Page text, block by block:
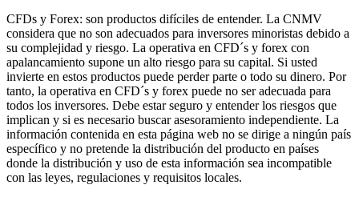
CFDs y Forex: son productos difíciles de entender. La CNMV
considera que no son adecuados para inversores minoristas debido a
su complejidad y riesgo. La operativa en CFD´s y forex con
apalancamiento supone un alto riesgo para su capital. Si usted
invierte en estos productos puede perder parte o todo su dinero. Por
tanto, la operativa en CFD´s y forex puede no ser adecuada para
todos los inversores. Debe estar seguro y entender los riesgos que
implican y si es necesario buscar asesoramiento independiente. La
información contenida en esta página web no se dirige a ningún país
específico y no pretende la distribución del producto en países
donde la distribución y uso de esta información sea incompatible
con las leyes, regulaciones y requisitos locales.